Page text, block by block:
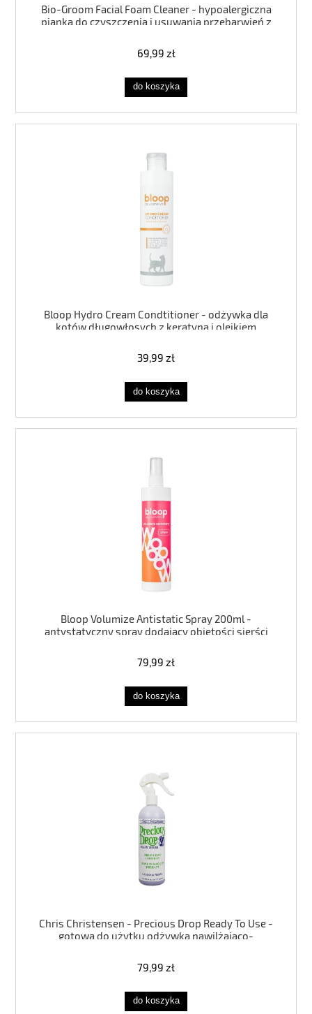
Bio-Groom Facial Foam Cleaner - hypoalergiczna
pianka do czyszczenia i usuwania przebarwień z
69,99 zł
do koszyka
Bloop Hydro Cream Condtitioner - odżywka dla
kotów długowłosych z keratyną i olejkiem
39,99 zł
do koszyka
Bloop Volumize Antistatic Spray 200ml -
antystatyczny spray dodający objętości sierści
79,99 zł
do koszyka
Chris Christensen - Precious Drop Ready To Use -
gotowa do użytku odżywka nawilżająco-
79,99 zł
do koszyka